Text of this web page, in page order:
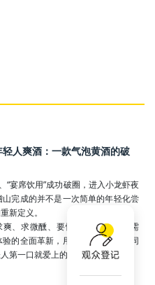
人爽酒：一款气泡黄酒的破
“宴席饮用”成功破圈，进入小龙虾夜
完成的并不是一次简单的年轻化尝
新定义。
、求微醺、要情绪释放”的真实需
的全面革新，用跨品类对标而非同
第一口就爱上的黄酒潮饮？